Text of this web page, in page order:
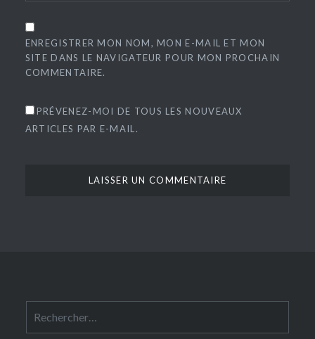
ENREGISTRER MON NOM, MON E-MAIL ET MON
SITE DANS LE NAVIGATEUR POUR MON PROCHAIN
COMMENTAIRE.
PRÉVENEZ-MOI DE TOUS LES NOUVEAUX
ARTICLES PAR E-MAIL.